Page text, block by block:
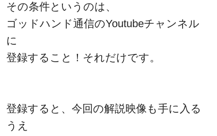
その条件というのは、
ゴッドハンド通信のYoutubeチャンネル
に
登録すること！それだけです。
登録すると、今回の解説映像も手に入る
うえ